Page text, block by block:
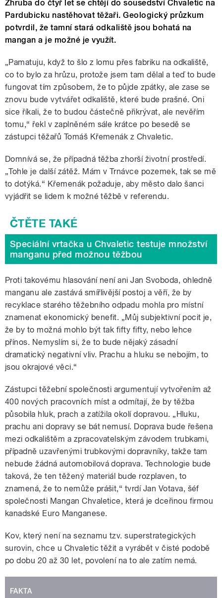
Zhruba do čtyř let se chtějí do sousedství Chvaletic na
Pardubicku nastěhovat těžaři. Geologický průzkum
potvrdil, že tamní stará odkaliště jsou bohatá na
mangan a je možné je využít.
„Pamatuju, když to šlo z lomu přes fabriku na odkaliště,
co to bylo za hrůzu, protože jsem tam dělal a teď to bude
fungovat tím způsobem, že to půjde zpátky, ale zase se
znovu bude vytvářet odkaliště, které bude prašné. Oni
sice říkali, že to budou částečně přikrývat, ale nevěřím
tomu,“ řekl v zaplněném sále krátce po besedě se
zástupci těžařů Tomáš Křemenák z Chvaletic.
Domnívá se, že případná těžba zhorší životní prostředí.
„Tohle je další zátěž. Mám v Trnávce pozemek, tak se mě
to dotýká.“ Křemenák požaduje, aby město dalo šanci
vyjádřit se lidem k možné těžbě v referendu.
Speciální vrtačka u Chvaletic testuje množství
manganu před možnou těžbou
Proti takovému hlasování není ani Jan Svoboda, ohledně
manganu ale zastává smířlivější postoj a věří, že by
recyklace starého těžebního odpadu mohla pro místní
znamenat ekonomický benefit. „Můj subjektivní pocit je,
že by to možná mohlo být tak fifty fifty, nebo lehce
přínos. Nemyslím si, že to bude nějaký zásadní
dramatický negativní vliv. Prachu a hluku se nebojím, to
jsou okrajové věci.“
Zástupci těžební společnosti argumentují vytvořením až
400 nových pracovních míst a odmítají, že by těžba
působila hluk, prach a zatížila okolí dopravou. „Hluku,
prachu ani dopravy se bát nemusí. Doprava bude řešena
mezi odkalištěm a zpracovatelským závodem trubkami,
případně uzavřenými trubkovými dopravníky, takže tam
nebude žádná automobilová doprava. Technologie bude
taková, že ten těžený materiál bude rozplaven, to
znamená, že to nemůže prášit,“ tvrdí Jan Votava, šéf
společnosti Mangan Chvaletice, která je dceřinou firmou
kanadské Euro Manganese.
Kov, který není na seznamu tzv. superstrategických
surovin, chce u Chvaletic těžit a vyrábět v čisté podobě
po dobu 20 až 30 let, povolení na to ale zatím nemá.
FAKTA